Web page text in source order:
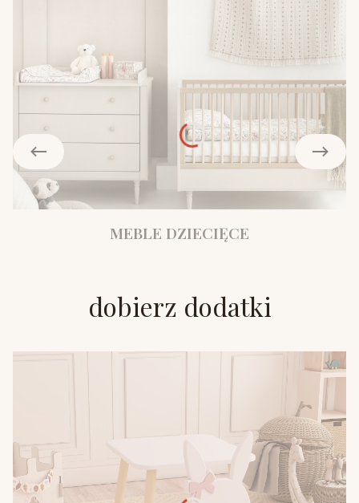
MEBLE DZIECIĘCE
dobierz dodatki